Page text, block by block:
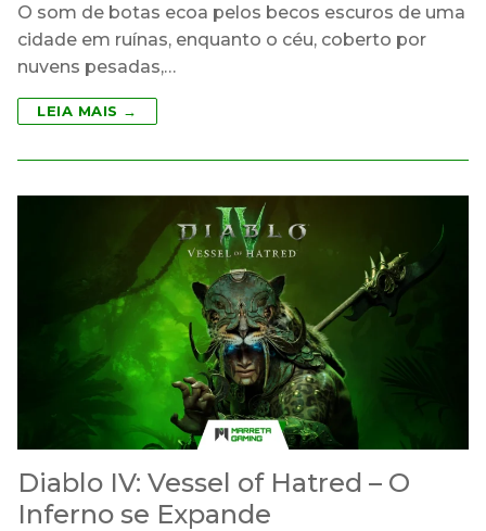
O som de botas ecoa pelos becos escuros de uma
cidade em ruínas, enquanto o céu, coberto por
nuvens pesadas,…
LEIA MAIS →
Diablo IV: Vessel of Hatred – O
Inferno se Expande